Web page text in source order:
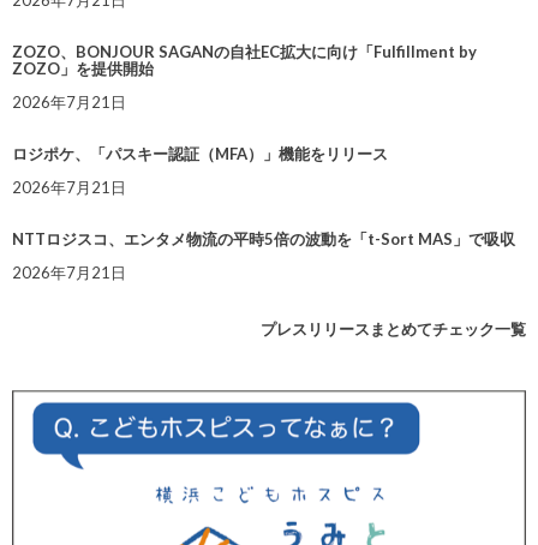
ZOZO、BONJOUR SAGANの自社EC拡大に向け「Fulfillment by
ZOZO」を提供開始
2026年7月21日
ロジポケ、「パスキー認証（MFA）」機能をリリース
2026年7月21日
NTTロジスコ、エンタメ物流の平時5倍の波動を「t-Sort MAS」で吸収
2026年7月21日
プレスリリースまとめてチェック一覧